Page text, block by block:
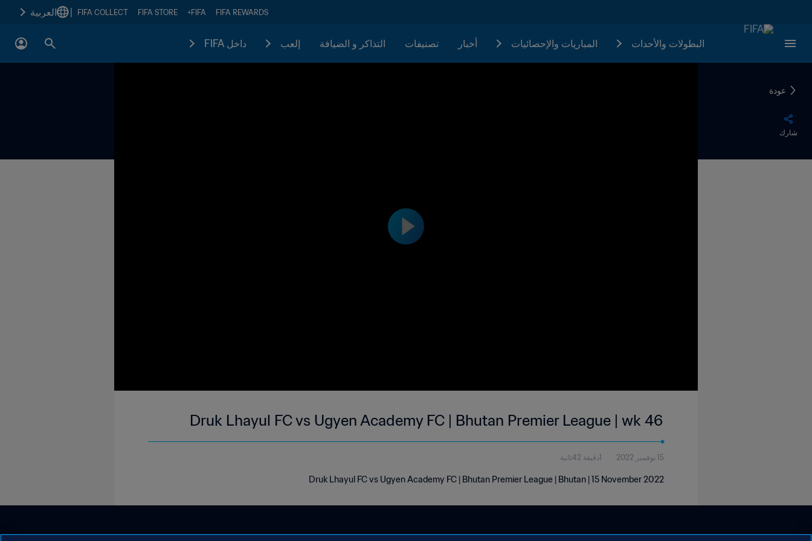
FIFA REWARDS
FIFA+
FIFA STORE
FIFA COLLECT العربية
البطولات والأحدات المباريات والإحصائيات أخبار تصنيفات التذاكر و الضيافة إلعب داخل FIFA
عودة
شارك
Druk Lhayul FC vs Ugyen Academy FC | Bhutan Premier League | wk 46
15 نوفمبر 2022 1دقيقة 42ثانية
Druk Lhayul FC vs Ugyen Academy FC | Bhutan Premier League | Bhutan | 15 November 2022